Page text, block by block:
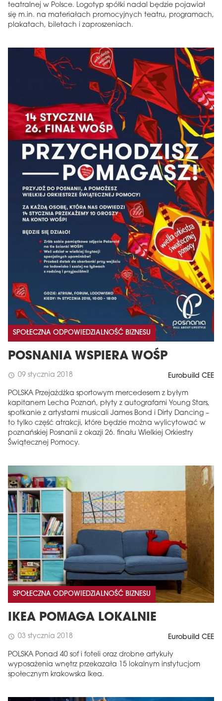
teatralnej w Polsce. Logotyp spółki nadal będzie pojawiał
się m.in. na materiałach promocyjnych teatru, programach,
plakatach, biletach i zaproszeniach.
SPOŁECZNA ODPOWIEDZIALNOŚĆ BIZNESU
POSNANIA WSPIERA WOŚP
schedule 09 stycznia 2018 Eurobuild CEE
POLSKA Przejażdżka sportowym mercedesem z byłym
kapitanem Lecha Poznań, płyty z autografami Young Stars,
spotkanie z artystami musicali James Bond i Dirty Dancing –
to tylko część atrakcji, które będzie można wylicytować w
poznańskiej Posnanii z okazji 26. finału Wielkiej Orkiestry
Świątecznej Pomocy.
SPOŁECZNA ODPOWIEDZIALNOŚĆ BIZNESU
IKEA POMAGA LOKALNIE
schedule 03 stycznia 2018 Eurobuild CEE
POLSKA Ponad 40 sof i foteli oraz drobne artykuły
wyposażenia wnętrz przekazała 15 lokalnym instytucjom
społecznym krakowska Ikea.